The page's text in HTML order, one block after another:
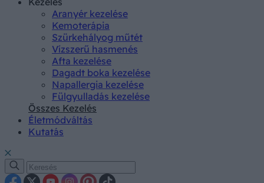
Aranyér kezelése
Kemoterápia
Szürkehályog műtét
Vízszerű hasmenés
Afta kezelése
Dagadt boka kezelése
Napallergia kezelése
Fülgyulladás kezelése
Összes Kezelés
Életmódváltás
Kutatás